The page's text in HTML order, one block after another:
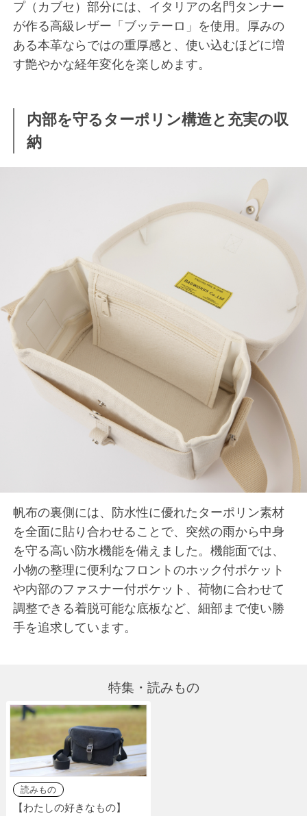
プ（カブセ）部分には、イタリアの名門タンナー
が作る高級レザー「ブッテーロ」を使用。厚みの
ある本革ならではの重厚感と、使い込むほどに増
す艶やかな経年変化を楽しめます。
内部を守るターポリン構造と充実の収
納
帆布の裏側には、防水性に優れたターポリン素材
を全面に貼り合わせることで、突然の雨から中身
を守る高い防水機能を備えました。機能面では、
小物の整理に便利なフロントのホック付ポケット
や内部のファスナー付ポケット、荷物に合わせて
調整できる着脱可能な底板など、細部まで使い勝
手を追求しています。
特集・読みもの
読みもの
【わたしの好きなもの】